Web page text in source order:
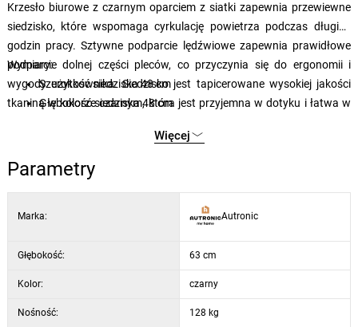
Krzesło biurowe z czarnym oparciem z siatki zapewnia przewiewne
siedzisko, które wspomaga cyrkulację powietrza podczas długich
godzin pracy. Sztywne podparcie lędźwiowe zapewnia prawidłowe
podparcie dolnej części pleców, co przyczynia się do ergonomii i
wygody użytkownika. Siedzisko jest tapicerowane wysokiej jakości
tkaniną w kolorze czarnym, która jest przyjemna w dotyku i łatwa w
plastikowa podstawa z kółkami przeznaczonymi do twardych
powierzchni, co umożliwia łatwe przemieszczanie bez uszkadzania
podłogi. Mechanizm bujany umożliwia regulację nachylenia oparcia
dla zastosowań biurowych.
Wymiary:
Szerokość siedziska48 cm
Głębokość siedziska48 cm
Regulowana wysokość95–105 cm
Regulowana wysokość siedziska
Średnica krzyżaka
Szerokość podłokietników
6,5 cm
Więcej
Parametry
Marka: Autronic
Głębokość: 63 cm
Kolor: czarny
Nośność: 128 kg